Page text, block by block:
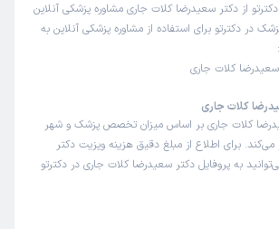
دکترتو از دکتر سعیدرضا کلات جاری مشاوره پزشکی آنلاین
در دکترتو برای استفاده از مشاوره پزشکی آنلاین به
سعیدرضا کلات جاری
کلات جاری
کلات جاری بر اساس میزان تخصص پزشک و شهر
برای اطلاع از مبلغ دقیق هزینه ویزیت دکتر
به پروفایل دکتر سعیدرضا کلات جاری در دکترتو